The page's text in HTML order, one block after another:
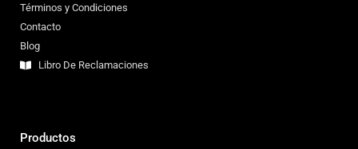
Términos y Condiciones
Contacto
Blog
Libro De Reclamaciones
Productos